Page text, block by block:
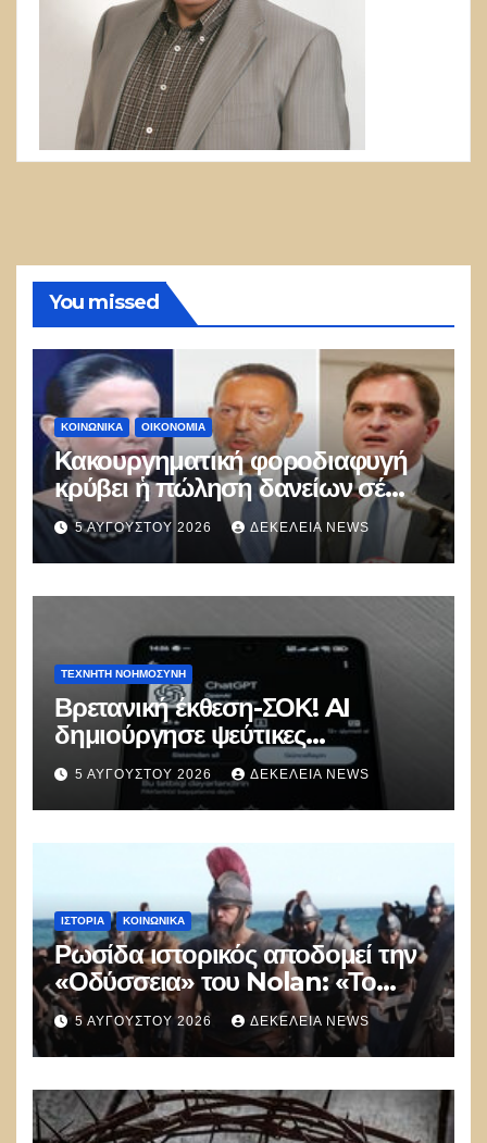
You missed
ΚΟΙΝΩΝΙΚΑ ΟΙΚΟΝΟΜΙΑ
Κακουργηματική φοροδιαφυγή
κρύβει ἡ πώληση δανείων σέ
funds
5 ΑΥΓΟΎΣΤΟΥ 2026 ΔΕΚΈΛΕΙΑ NEWS
ΤΕΧΝΗΤΉ ΝΟΗΜΟΣΎΝΗ
Βρετανική έκθεση-ΣΟΚ! AI
δημιούργησε ψεύτικες
ταυτότητες και επιχείρησε να
εξαπατήσει προγραμματιστές σε
δοκιμή κυβερνοασφάλειας
5 ΑΥΓΟΎΣΤΟΥ 2026 ΔΕΚΈΛΕΙΑ NEWS
ΙΣΤΟΡΊΑ ΚΟΙΝΩΝΙΚΑ
Ρωσίδα ιστορικός αποδομεί την
«Οδύσσεια» του Nolan: «Το
Hollywood δημιουργεί στρεβλή
εικόνα για την Αρχαία Ελλάδα»
5 ΑΥΓΟΎΣΤΟΥ 2026 ΔΕΚΈΛΕΙΑ NEWS